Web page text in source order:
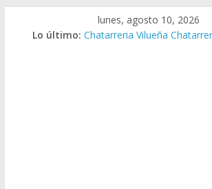
lunes, agosto 10, 2026
Lo último: Chatarreria Vilueña